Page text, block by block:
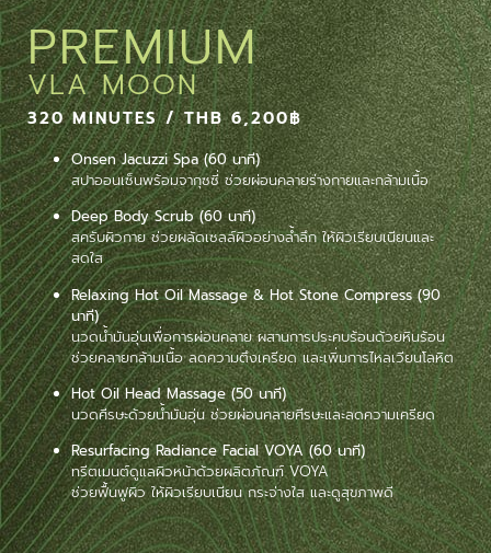
PREMIUM
VLA MOON
320 MINUTES / THB 6,200฿
Onsen Jacuzzi Spa (60 นาที)
สปาออนเซ็นพร้อมจากุซซี่ ช่วยผ่อนคลายร่างกายและกล้ามเนื้อ
Deep Body Scrub (60 นาที)
สครับผิวกาย ช่วยผลัดเซลล์ผิวอย่างล้ำลึก ให้ผิวเรียบเนียนและ
สดใส
Relaxing Hot Oil Massage & Hot Stone Compress (90
นาที)
นวดน้ำมันอุ่นเพื่อการผ่อนคลาย ผสานการประคบร้อนด้วยหินร้อน
ช่วยคลายกล้ามเนื้อ ลดความตึงเครียด และเพิ่มการไหลเวียนโลหิต
Hot Oil Head Massage (50 นาที)
นวดศีรษะด้วยน้ำมันอุ่น ช่วยผ่อนคลายศีรษะและลดความเครียด
Resurfacing Radiance Facial VOYA (60 นาที)
ทรีตเมนต์ดูแลผิวหน้าด้วยผลิตภัณฑ์ VOYA
ช่วยฟื้นฟูผิว ให้ผิวเรียบเนียน กระจ่างใส และดูสุขภาพดี